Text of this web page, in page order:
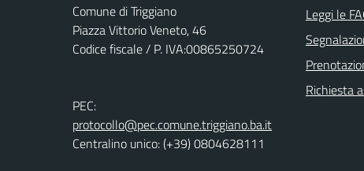
Comune di Triggiano
Piazza Vittorio Veneto, 46
Codice fiscale / P. IVA:00865250724
PEC:
protocollo@pec.comune.triggiano.ba.it
Centralino unico: (+39) 0804628111
Leggi le
Richiesta